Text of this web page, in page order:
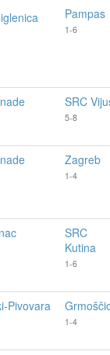
Pampas
1-6
SRC
5-8
Zagreb
1-4
SRC
Kutina
1-6
Pivovara
1-4